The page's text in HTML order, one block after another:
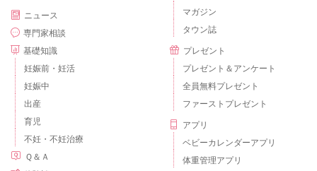
ニュース
専門家相談
基礎知識
妊娠前・妊活
妊娠中
出産
育児
不妊・不妊治療
Ｑ＆Ａ
マガジン
タウン誌
プレゼント
プレゼント＆アンケート
全員無料プレゼント
ファーストプレゼント
アプリ
ベビーカレンダーアプリ
体重管理アプリ